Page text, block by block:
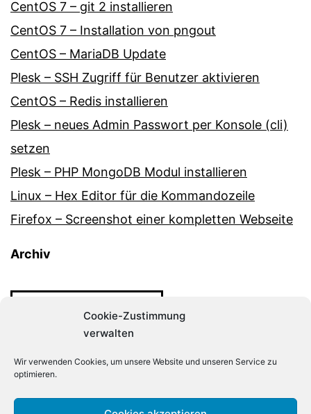
Cookie-Zustimmung
verwalten
Wir verwenden Cookies, um unsere Website und unseren Service zu
optimieren.
CentOS 7 – git 2 installieren
CentOS 7 – Installation von pngout
CentOS – MariaDB Update
Plesk – SSH Zugriff für Benutzer aktivieren
CentOS – Redis installieren
Plesk – neues Admin Passwort per Konsole (cli)
setzen
Plesk – PHP MongoDB Modul installieren
Linux – Hex Editor für die Kommandozeile
Firefox – Screenshot einer kompletten Webseite
Archiv